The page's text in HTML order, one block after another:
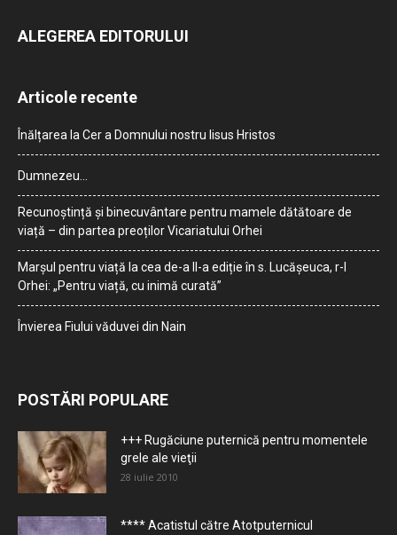
ALEGEREA EDITORULUI
Articole recente
Înălțarea la Cer a Domnului nostru Iisus Hristos
Dumnezeu…
Recunoștință și binecuvântare pentru mamele dătătoare de
viață – din partea preoților Vicariatului Orhei
Marșul pentru viață la cea de-a II-a ediție în s. Lucășeuca, r-l
Orhei: „Pentru viață, cu inimă curată”
Învierea Fiului văduvei din Nain
POSTĂRI POPULARE
+++ Rugăciune puternică pentru momentele
grele ale vieţii
28 iulie 2010
**** Acatistul către Atotputernicul